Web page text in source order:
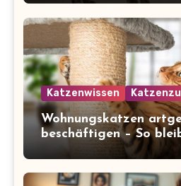
Katzenwissen
Wohnungskatzen
beschäftigen – So
glücklich und gesund